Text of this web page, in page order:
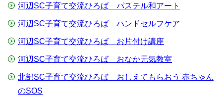
河辺SC子育て交流ひろば パステル和アート
河辺SC子育て交流ひろば ハンドセルフケア
河辺SC子育て交流ひろば お片付け講座
河辺SC子育て交流ひろば おなか元気教室
北部SC子育て交流ひろば おしえてもらおう 赤ちゃん
のSOS